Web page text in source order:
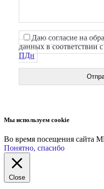
Даю согласие на
данных в соответствии
ПДн
Мы используем cookie
Во время посещения сайта
Понятно, спасибо
Close